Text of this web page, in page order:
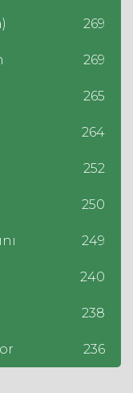
269
269
265
264
252
250
249
240
238
236